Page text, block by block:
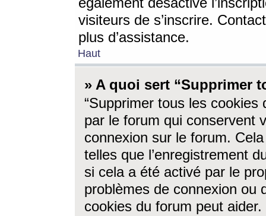
visiteurs de s’inscrire.
plus d’assistance.
Haut
» A quoi sert “Supprimer
“Supprimer tous les cookies
par le forum qui conservent
connexion sur le forum.
telles que l’enregistrement
si cela a été activé par le
problèmes de connexion ou
cookies du forum peut aider.